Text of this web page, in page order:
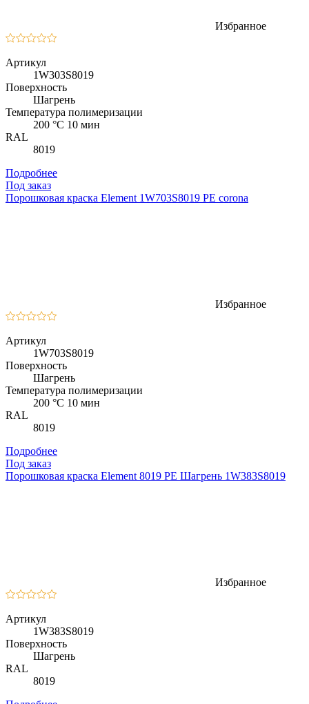
Избранное
Артикул
1W303S8019
Поверхность
Шагрень
Температура полимеризации
200 °C 10 мин
RAL
8019
Подробнее
Под заказ
Порошковая краска Element 1W703S8019 PE corona
Избранное
Артикул
1W703S8019
Поверхность
Шагрень
Температура полимеризации
200 °C 10 мин
RAL
8019
Подробнее
Под заказ
Порошковая краска Element 8019 PE Шагрень 1W383S8019
Избранное
Артикул
1W383S8019
Поверхность
Шагрень
RAL
8019